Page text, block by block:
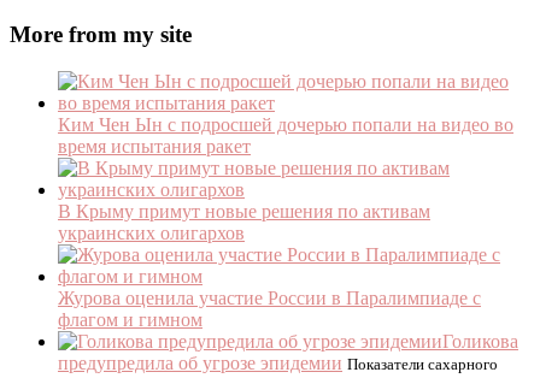
More from my site
Ким Чен Ын c подросшей дочерью попали на видео во
время испытания ракет
В Крыму примут новые решения по активам
украинских олигархов
Журова оценила участие России в Паралимпиаде с
флагом и гимном
Голикова
предупредила об угрозе эпидемии Показатели сахарного